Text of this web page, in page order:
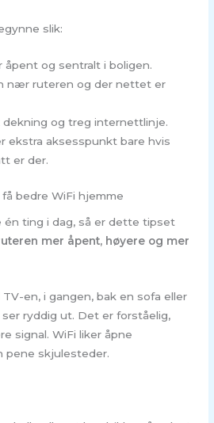
slik:
åpent og sentralt i boligen.
nær ruteren og der nettet er
dekning og treg internettlinje.
ekstra aksesspunkt bare hvis
er der.
bedre WiFi hjemme
én ting i dag, så er dette tipset
mer åpent, høyere og mer
en, i gangen, bak en sofa eller
ryddig ut. Det er forståelig,
signal. WiFi liker åpne
pene skjulesteder.